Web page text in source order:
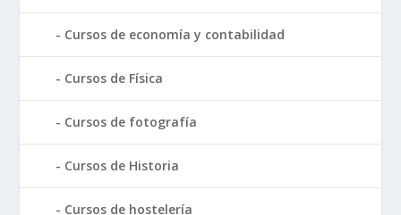
Cursos de economía y contabilidad
Cursos de Física
Cursos de fotografía
Cursos de Historia
Cursos de hostelería